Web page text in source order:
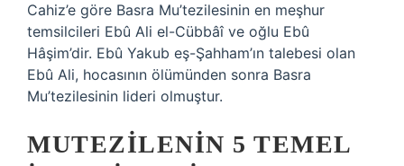
Cahiz’e göre Basra Mu’tezilesinin en meşhur
temsilcileri Ebû Ali el-Cübbâî ve oğlu Ebû
Hâşim’dir. Ebû Yakub eş-Şahham’ın talebesi olan
Ebû Ali, hocasının ölümünden sonra Basra
Mu’tezilesinin lideri olmuştur.
MUTEZILENIN 5 TEMEL